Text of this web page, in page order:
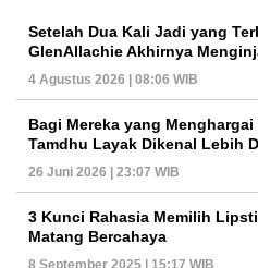
Setelah Dua Kali Jadi yang
GlenAllachie Akhirnya
4 Agustus 2026 | 08:06 WIB
Bagi Mereka yang
Tamdhu Layak Dikenal Lebih
26 Juni 2026 | 23:07 WIB
3 Kunci Rahasia Memilih
Matang Bercahaya
8 September 2025 | 15:17 WIB